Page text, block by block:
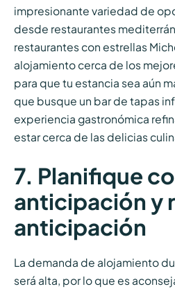
impresionante variedad de
desde restaurantes
restaurantes con estrellas
alojamiento cerca de los
para que tu estancia sea aún
que busque un bar de tapas
experiencia gastronómica
estar cerca de las delicias
7. Planifique
anticipación y
anticipación
La demanda de alojamiento
será alta, por lo que es